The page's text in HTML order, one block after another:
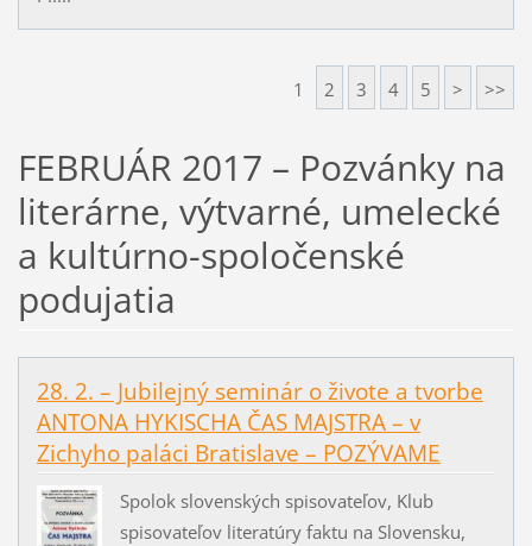
1 2 3 4 5 > >>
FEBRUÁR 2017 – Pozvánky na
literárne, výtvarné, umelecké
a kultúrno-spoločenské
podujatia
28. 2. – Jubilejný seminár o živote a tvorbe
ANTONA HYKISCHA ČAS MAJSTRA – v
Zichyho paláci Bratislave – POZÝVAME
Spolok slovenských spisovateľov, Klub
spisovateľov literatúry faktu na Slovensku,